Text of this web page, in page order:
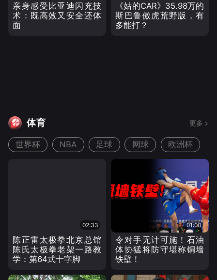
亲身感受比亚迪闪充技
术：既高效又安全还体
面
《姑的CAR》35.98万的
斯巴鲁傲虎荒野版，有
多能打？
体育 更多
世界杯 NBA 足球 网球 欧洲杯
02:33
陈正雷太极拳北京总馆
陈氏太极拳老架一路教
学：第64式十字脚
01:00
令对手无计可施！石油
体协猛将防守堪称铜墙
铁壁！